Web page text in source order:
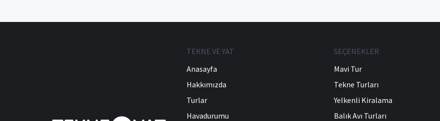
TEKNE VE YAT
Anasayfa
Hakkımızda
Turlar
Havadurumu
SEÇENEKLER
Mavi Tur
Tekne Turları
Yelkenli Kiralama
Balık Avı Turları